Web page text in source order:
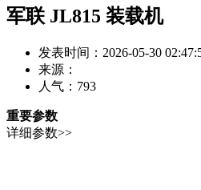
军联 JL815 装载机
发表时间：2026-05-30
来源：
人气： 793
重要参数
详细参数>>